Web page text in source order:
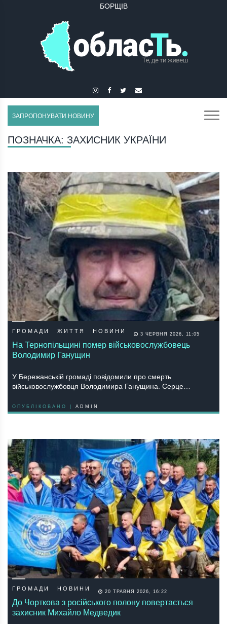
БУЧАЧ
ЗАПРОПОНУВАТИ НОВИНУ
ПОЗНАЧКА: ЗАХИСНИК УКРАЇНИ
ГРОМАДИ ЖИТТЯ НОВИНИ 3 ЧЕРВНЯ 2026, 11:05
На Тернопільщині помер військовослужбовець
Володимир Ганущин
У Бережанській громаді повідомили про смерть
військовослужбовця Володимира Ганущина. Серце…
ОПУБЛІКОВАНО | ADMIN
ГРОМАДИ НОВИНИ 20 ТРАВНЯ 2026, 16:22
До Чорткова з російського полону повертається
захисник Михайло Медведик